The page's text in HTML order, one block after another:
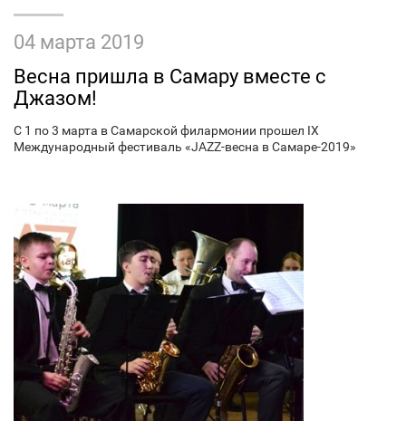
04 марта 2019
Весна пришла в Самару вместе с
Джазом!
С 1 по 3 марта в Самарской филармонии прошел IX
Международный фестиваль «JAZZ-весна в Самаре-2019»